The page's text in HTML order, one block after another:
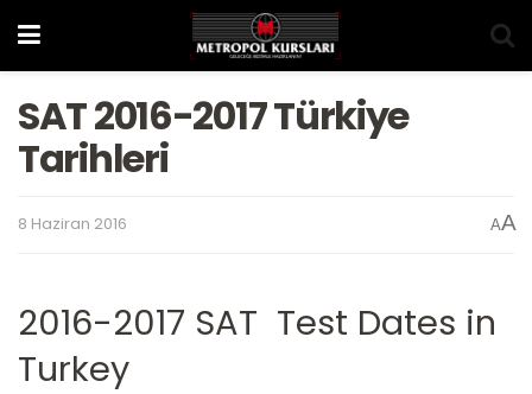
SAT 2016-2017 Türkiye
Tarihleri
8 Haziran 2016 AA
2016-2017 SAT Test Dates in
Turkey